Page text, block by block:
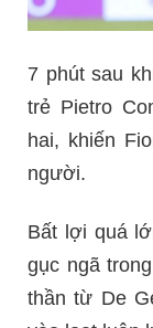
7 phút sau
trẻ Pietro
hai, khiến
người.
Bất lợi quá
gục ngã
thần từ De